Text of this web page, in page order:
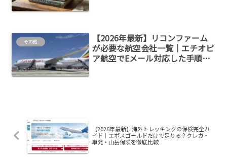
その他
【2026年最新】リコンファーム
が必要な航空会社一覧｜エチオピ
ア航空でEメール対応した手順を
【2026年最新】海外トレッキングの保険完全ガ
イド｜エポスゴールドだけで足りる？クレカ・
単発・山岳保険を徹底比較